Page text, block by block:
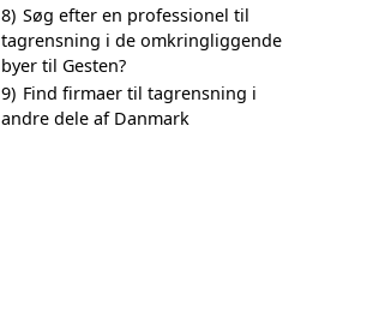
8) Søg efter en professionel til
tagrensning i de omkringliggende
byer til Gesten?
9) Find firmaer til tagrensning i
andre dele af Danmark